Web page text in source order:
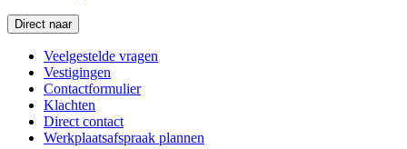
Direct naar
Veelgestelde vragen
Vestigingen
Contactformulier
Klachten
Direct contact
Werkplaatsafspraak plannen